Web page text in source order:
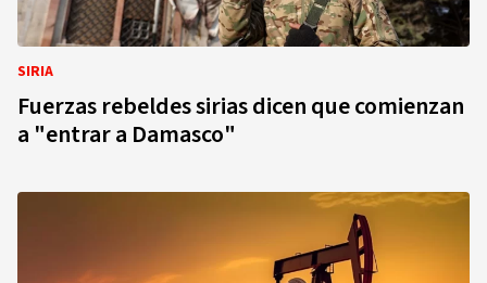
SIRIA
Fuerzas rebeldes sirias dicen que comienzan
a "entrar a Damasco"